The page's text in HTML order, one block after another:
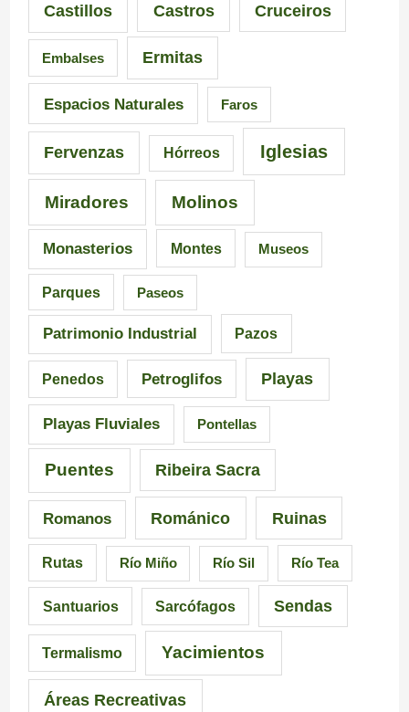
Castillos Castros Cruceiros
Embalses Ermitas
Espacios Naturales Faros
Fervenzas Hórreos Iglesias
Miradores Molinos
Monasterios Montes Museos
Parques Paseos
Patrimonio Industrial Pazos
Penedos Petroglifos Playas
Playas Fluviales Pontellas
Puentes Ribeira Sacra
Romanos Románico Ruinas
Rutas Río Miño Río Sil Río Tea
Santuarios Sarcófagos Sendas
Termalismo Yacimientos
Áreas Recreativas